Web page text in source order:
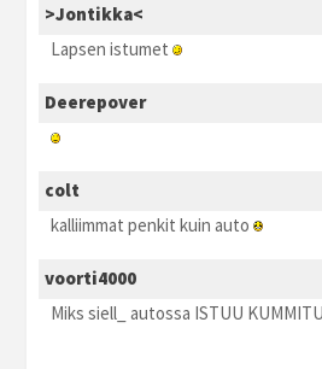
>Jontikka<
Lapsen istumet
Deerepover
colt
kalliimmat penkit kuin auto
voorti4000
Miks siell_ autossa ISTUU